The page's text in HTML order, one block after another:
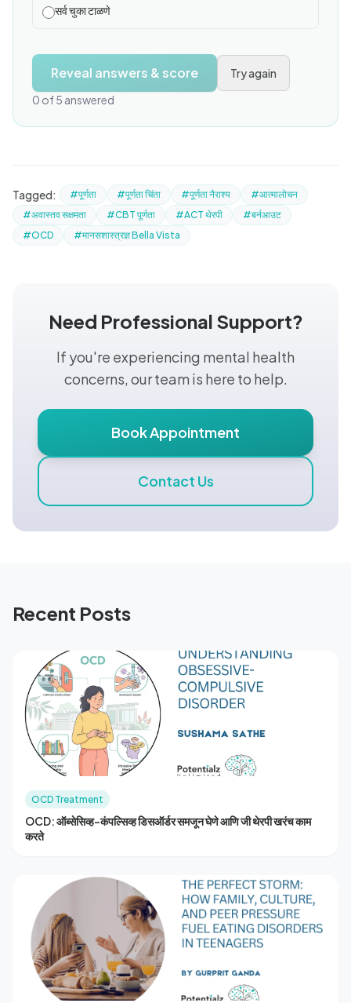
सर्व चुका टाळणे
Reveal answers & score
Try again
0 of 5 answered
Tagged: #पूर्णता #पूर्णता चिंता #पूर्णता नैराश्य
#आत्मालोचन
#अवास्तव सक्षमता
#CBT पूर्णता #ACT थेरपी
#बर्नआउट
#OCD
#मानसशास्त्रज्ञ Bella Vista
Need Professional Support?
If you're experiencing mental health
concerns, our team is here to help.
Book Appointment
Contact Us
Recent Posts
OCD Treatment
OCD: ऑब्सेसिव्ह-कंपल्सिव्ह डिसऑर्डर समजून घेणे आणि जी थेरपी खरंच काम
करते